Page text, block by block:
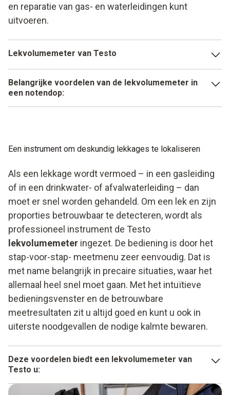
en reparatie van gas- en waterleidingen kunt
uitvoeren.
Lekvolumemeter van Testo
wettelijk voorgeschreven metingen professioneel
uitvoeren. Of het nou om een belastingstest,
de bediening is uiterst eenvoudig omdat de meetmenu´s al
in overeenstemming zijn met de wettelijke voorschriften.
Het instrument levert snelle en vooral uiterst nauwkeurige
en DVGW-conforme meetwaarden. Het geïntegreerde
geheugen maakt het werk met uw klanten een stuk
eenvoudiger en is ideaal voor mobiel gebruik op
verschillende locaties.
Belangrijke voordelen van de lekvolumemeter in
een notendop:
Uiterst nauwkeurige meetwaarden overeenkomstig de
Veilige en snelle gegevensopslag
Een instrument om deskundig lekkages te lokaliseren
Als een lekkage wordt vermoed – in een gasleiding
of in een drinkwater- of afvalwaterleiding – dan
moet er snel worden gehandeld. Om een lek en zijn
proporties betrouwbaar te detecteren, wordt als
professioneel instrument de Testo
lekvolumemeter ingezet. De bediening is door het
stap-voor-stap- meetmenu zeer eenvoudig. Dat is
met name belangrijk in precaire situaties, waar het
allemaal heel snel moet gaan. Met het intuïtieve
bedieningsvenster en de betrouwbare
meetresultaten zit u altijd goed en kunt u ook in
uiterste noodgevallen de nodige kalmte bewaren.
Deze voordelen biedt een lekvolumemeter van
Testo u:
Eenvoudige stap-voor-stap-menu´s